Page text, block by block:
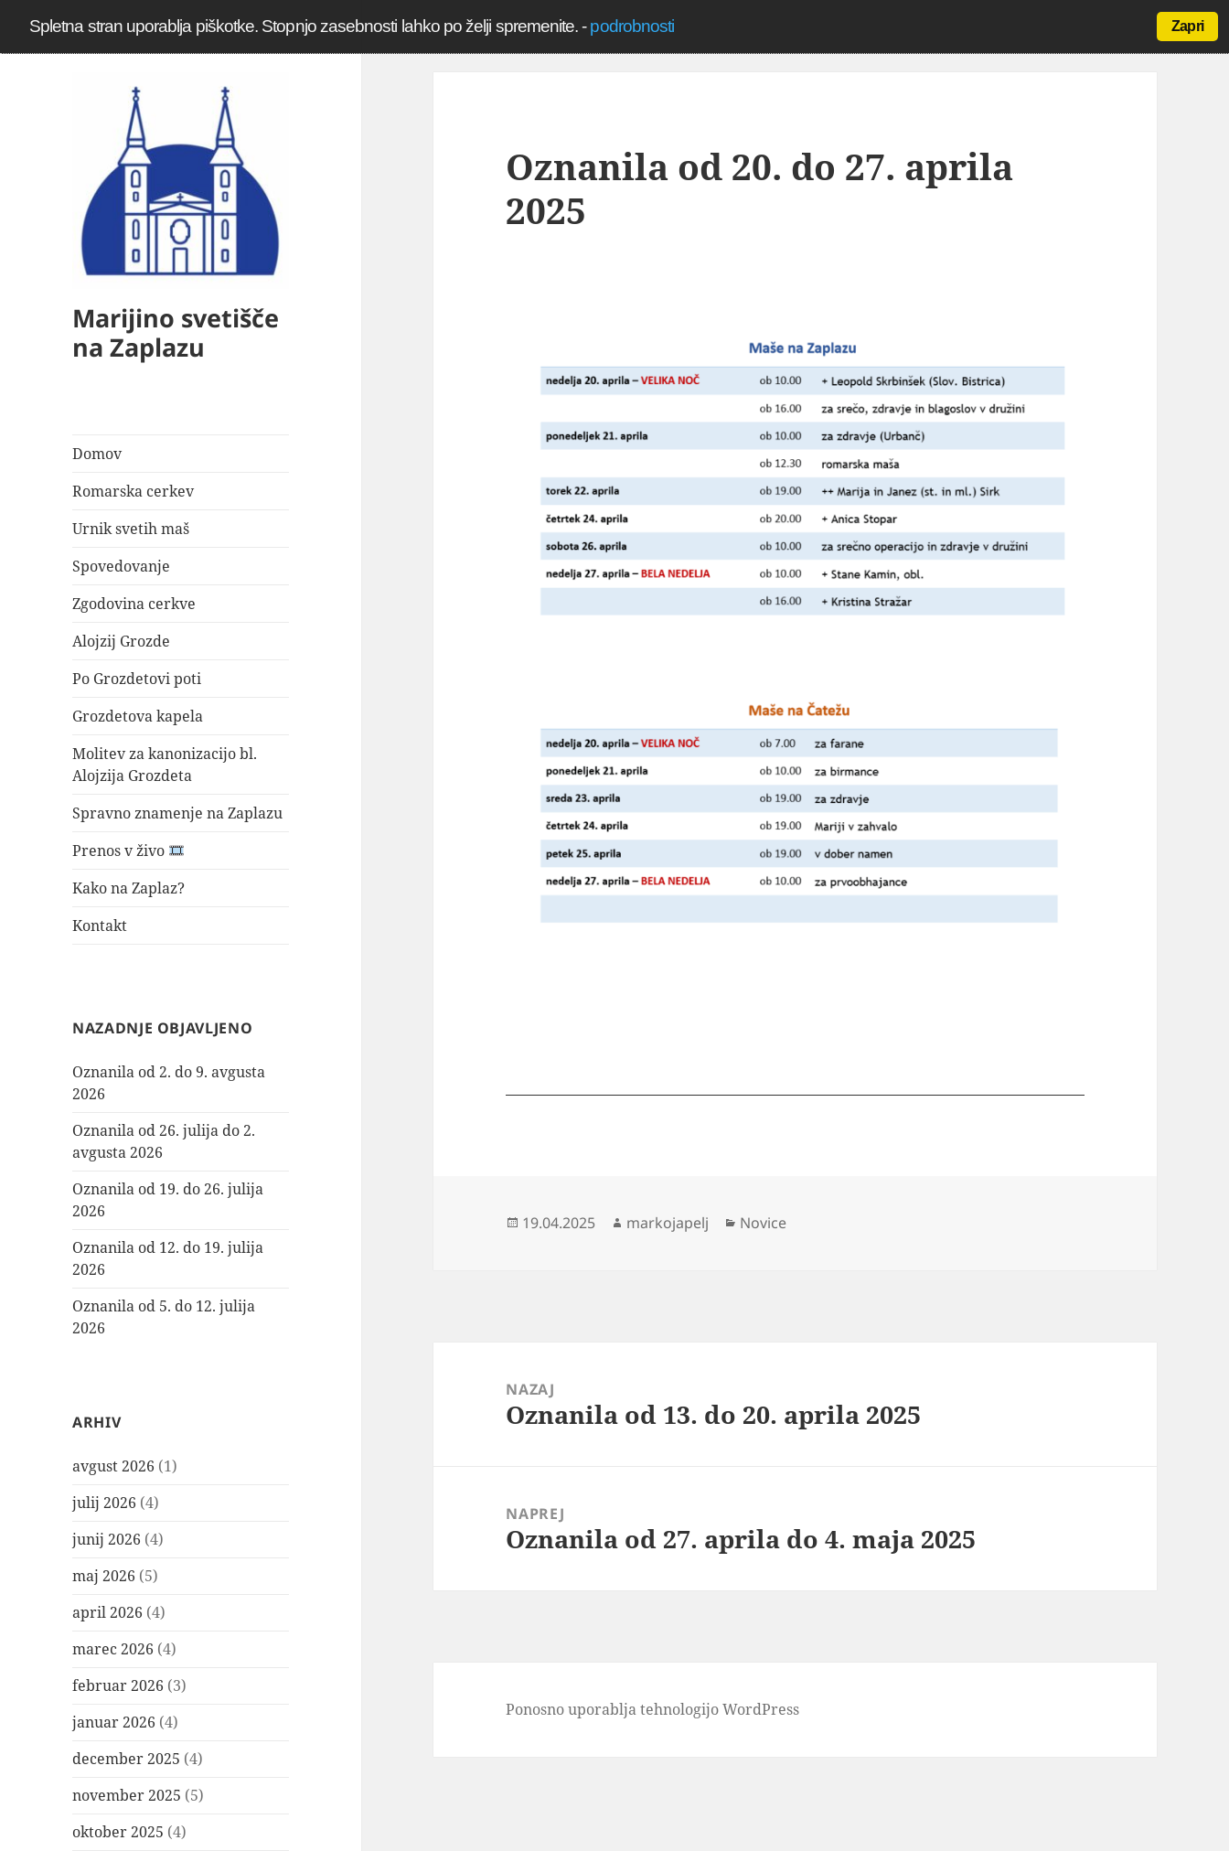
Spletna stran uporablja piškotke. Stopnjo zasebnosti lahko po želji spremenite.-podrobnosti Zapri
Marijino svetišče
na Zaplazu
Domov
Romarska cerkev
Urnik svetih maš
Spovedovanje
Zgodovina cerkve
Alojzij Grozde
Po Grozdetovi poti
Grozdetova kapela
Molitev za kanonizacijo bl.
Alojzija Grozdeta
Spravno znamenje na Zaplazu
Prenos v živo
Kako na Zaplaz?
Kontakt
NAZADNJE OBJAVLJENO
Oznanila od 2. do 9. avgusta
2026
Oznanila od 26. julija do 2.
avgusta 2026
Oznanila od 19. do 26. julija
2026
Oznanila od 12. do 19. julija
2026
Oznanila od 5. do 12. julija
2026
ARHIV
avgust 2026 (1)
julij 2026 (4)
junij 2026 (4)
maj 2026 (5)
april 2026 (4)
marec 2026 (4)
februar 2026 (3)
januar 2026 (4)
december 2025 (4)
november 2025 (5)
oktober 2025 (4)
Oznanila od 20. do 27. aprila
2025
Objavljeno
19.04.2025 Avtor
markojapelj Kategorije
Novice
prispevkaNAZAJ
Prejšnji
Oznanila od 13. do 20. aprila 2025
NAPREJ
Naslednji
Oznanila od 27. aprila do 4. maja 2025
Ponosno uporablja tehnologijo WordPress